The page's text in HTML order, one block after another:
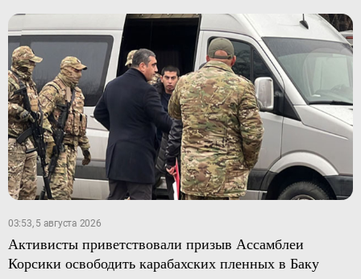
03:53, 5 августа 2026
Активисты приветствовали призыв Ассамблеи
Корсики освободить карабахских пленных в Баку